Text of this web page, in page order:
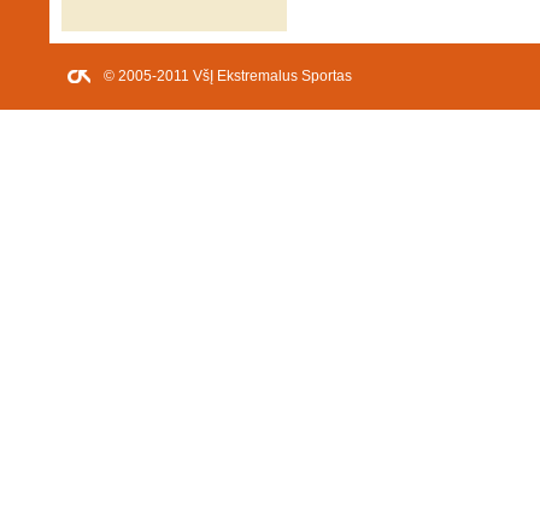
© 2005-2011 VšĮ Ekstremalus Sportas